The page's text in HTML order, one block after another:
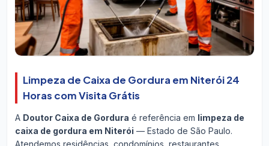
Limpeza de Caixa de Gordura em Niterói 24
Horas com Visita Grátis
A Doutor Caixa de Gordura é referência em limpeza de
caixa de gordura em Niterói — Estado de São Paulo.